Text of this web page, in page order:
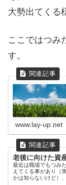
大勢出てくる
ここではつみ
す。
www.lay-up.net
老後に向けた資
最近は職場でもつみ
えてくる事があり（
かは知らないけど）